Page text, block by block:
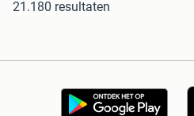
21.180 resultaten